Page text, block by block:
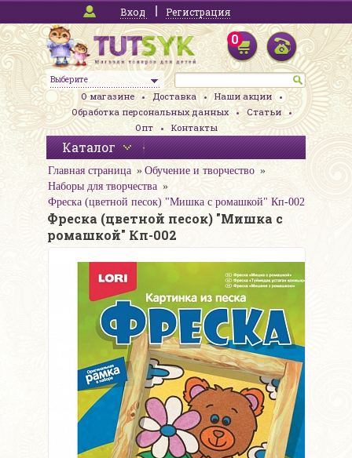
Вход Регистрация
Выберите
0
О магазине Доставка
Наши акции
Обработка персональных данных
Статьи
Опт
Контакты
Каталог
Главная страница
Обучение и творчество
Наборы для творчества
Фреска (цветной песок) "Мишка с ромашкой" Кп-002
Фреска (цветной песок) "Мишка с
ромашкой" Кп-002